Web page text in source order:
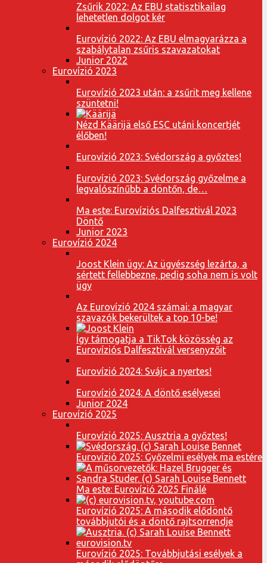
Zsűrik 2022: Az EBU statisztikailag
lehetetlen dolgot kér
Eurovízió 2022: Az EBU elmagyarázza a
szabálytalan zsűris szavazatokat
Junior 2022
Eurovízió 2023
Eurovízió 2023 után: a zsűrit meg kellene
szüntetni!
Nézd Käärijä első ESC utáni koncertjét
élőben!
Eurovízió 2023: Svédország a győztes!
Eurovízió 2023: Svédország győzelme a
legvalószínűbb a döntőn, de…
Ma este: Eurovíziós Dalfesztivál 2023
Döntő
Junior 2023
Eurovízió 2024
Joost Klein ügy: Az ügyészség lezárta, a
sértett fellebbezne, pedig soha nem is volt
ügy
Az Eurovízió 2024 számai: a magyar
szavazók bekerültek a top 10-be!
Így támogatja a TikTok közösség az
Eurovíziós Dalfesztivál versenyzőit
Eurovízió 2024: Svájc a nyertes!
Eurovízió 2024: A döntő esélyesei
Junior 2024
Eurovízió 2025
Eurovízió 2025: Ausztria a győztes!
Eurovízió 2025: Győzelmi esélyek ma estére
Ma este: Eurovízió 2025 Finálé
Eurovízió 2025: A második elődöntő
továbbjutói és a döntő rajtsorrendje
Eurovízió 2025: Továbbjutási esélyek a